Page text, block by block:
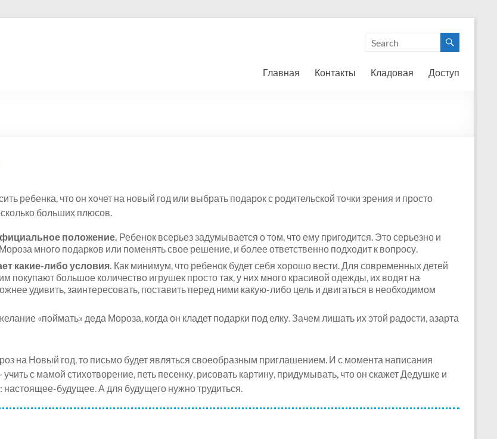
Главная Контакты Кладовая Доступ
ребенка, что он хочет на новый год или выбрать подарок с родительской точки зрения и просто
больших плюсов.
положение. Ребенок всерьез задумывается о том, что ему пригодится. Это серьезно и
много подарков или поменять свое решение, и более ответственно подходит к вопросу.
какие-либо условия. Как минимум, что ребенок будет себя хорошо вести. Для современных детей
покупают большое количество игрушек просто так, у них много красивой одежды, их водят на
удивить, заинтересовать, поставить перед ними какую-либо цель и двигаться в необходимом
«поймать» деда Мороза, когда он кладет подарки под елку. Зачем лишать их этой радости, азарта
на Новый год, то письмо будет являться своеобразным приглашением. И с момента написания
с мамой стихотворение, петь песенку, рисовать картину, придумывать, что он скажет Дедушке и
будущее. А для будущего нужно трудиться.